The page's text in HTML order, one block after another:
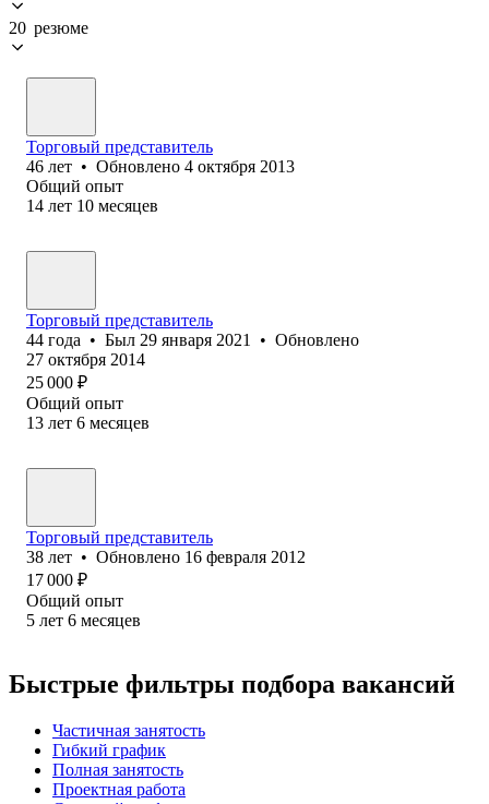
20 резюме
Торговый представитель
46 лет • Обновлено 4 октября 2013
Общий опыт
14 лет 10 месяцев
Торговый представитель
44 года • Был 29 января 2021 • Обновлено
27 октября 2014
25 000 ₽
Общий опыт
13 лет 6 месяцев
Торговый представитель
38 лет • Обновлено 16 февраля 2012
17 000 ₽
Общий опыт
5 лет 6 месяцев
Быстрые фильтры подбора вакансий
Частичная занятость
Гибкий график
Полная занятость
Проектная работа